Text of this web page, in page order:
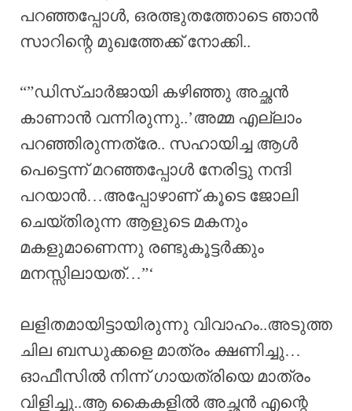
പറഞ്ഞപ്പോൾ, ഒരത്ഭുതത്തോടെ ഞാൻ
സാറിന്റെ മുഖത്തേക്ക് നോക്കി..
“”ഡിസ്ചാർജായി കഴിഞ്ഞു അച്ഛൻ
കാണാൻ വന്നിരുന്നു..’അമ്മ എല്ലാം
പറഞ്ഞിരുന്നത്രേ.. സഹായിച്ച ആൾ
പെട്ടെന്ന് മറഞ്ഞപ്പോൾ നേരിട്ടു നന്ദി
പറയാൻ…അപ്പോഴാണ് കൂടെ ജോലി
ചെയ്തിരുന്ന ആളുടെ മകനും
മകളുമാണെന്നു രണ്ടുകൂട്ടർക്കും
മനസ്സിലായത്…”‘
ലളിതമായിട്ടായിരുന്നു വിവാഹം..അടുത്ത
ചില ബന്ധുക്കളെ മാത്രം ക്ഷണിച്ചു…
ഓഫീസിൽ നിന്ന് ഗായത്രിയെ മാത്രം
വിളിച്ചു..ആ കൈകളിൽ അച്ഛൻ എന്റെ